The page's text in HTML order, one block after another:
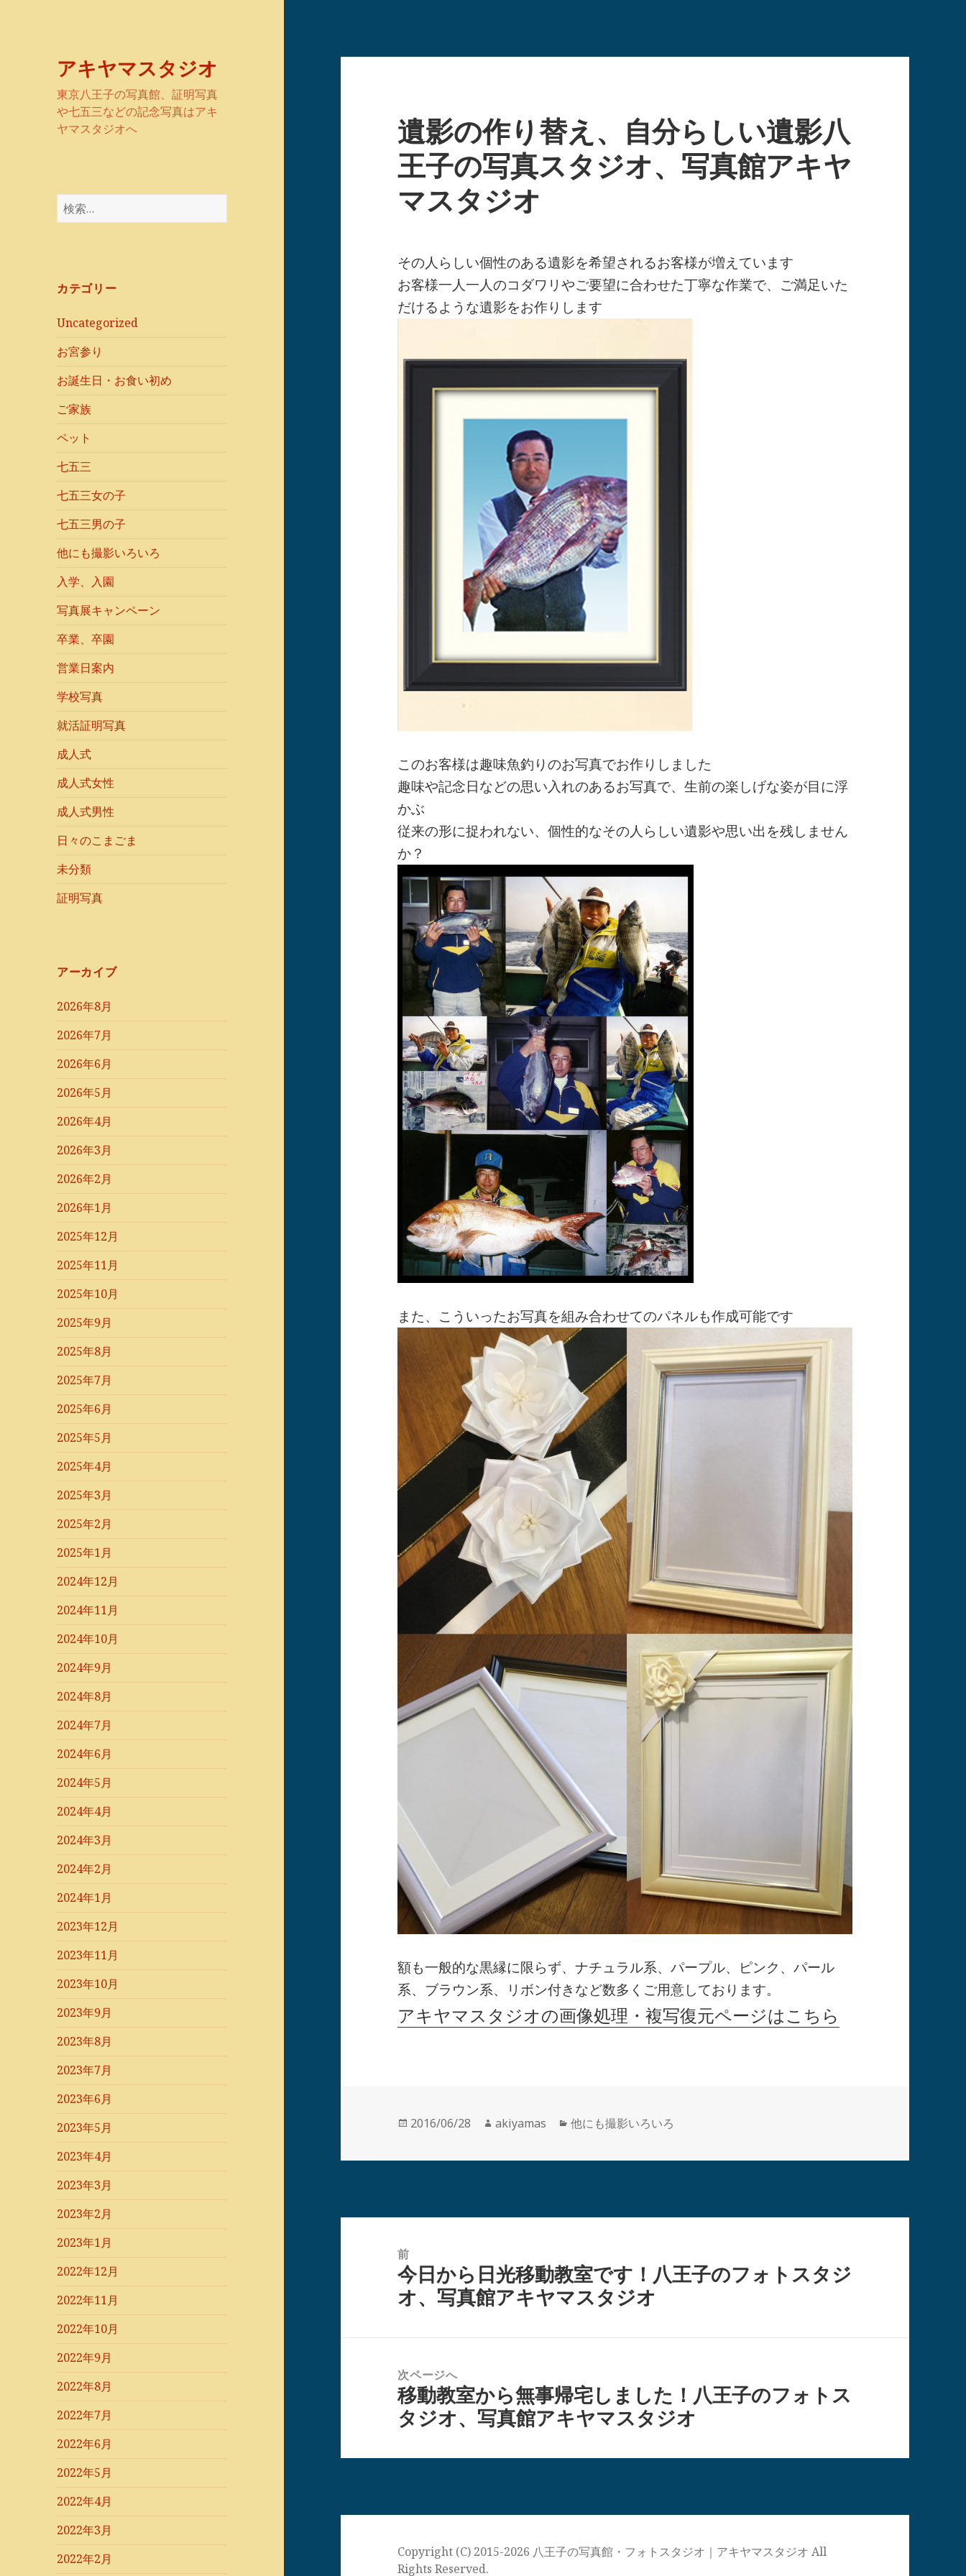
アキヤマスタジオ
東京八王子の写真館、証明写真
や七五三などの記念写真はアキ
ヤマスタジオへ
検
索:
カテゴリー
Uncategorized
お宮参り
お誕生日・お食い初め
ご家族
ペット
七五三
七五三女の子
七五三男の子
他にも撮影いろいろ
入学、入園
写真展キャンペーン
卒業、卒園
営業日案内
学校写真
就活証明写真
成人式
成人式女性
成人式男性
日々のこまごま
未分類
証明写真
アーカイブ
2026年8月
2026年7月
2026年6月
2026年5月
2026年4月
2026年3月
2026年2月
2026年1月
2025年12月
2025年11月
2025年10月
2025年9月
2025年8月
2025年7月
2025年6月
2025年5月
2025年4月
2025年3月
2025年2月
2025年1月
2024年12月
2024年11月
2024年10月
2024年9月
2024年8月
2024年7月
2024年6月
2024年5月
2024年4月
2024年3月
2024年2月
2024年1月
2023年12月
2023年11月
2023年10月
2023年9月
2023年8月
2023年7月
2023年6月
2023年5月
2023年4月
2023年3月
2023年2月
2023年1月
2022年12月
2022年11月
2022年10月
2022年9月
2022年8月
2022年7月
2022年6月
2022年5月
2022年4月
2022年3月
2022年2月
遺影の作り替え、自分らしい遺影八
王子の写真スタジオ、写真館アキヤ
マスタジオ
その人らしい個性のある遺影を希望されるお客様が増えています
お客様一人一人のコダワリやご要望に合わせた丁寧な作業で、ご満足いた
だけるような遺影をお作りします
このお客様は趣味魚釣りのお写真でお作りしました
趣味や記念日などの思い入れのあるお写真で、生前の楽しげな姿が目に浮
かぶ
従来の形に捉われない、個性的なその人らしい遺影や思い出を残しません
か？
また、こういったお写真を組み合わせてのパネルも作成可能です
額も一般的な黒縁に限らず、ナチュラル系、パープル、ピンク、パール
系、ブラウン系、リボン付きなど数多くご用意しております。
アキヤマスタジオの画像処理・複写復元ページはこちら
投
日:
2016/06/28
作
者
akiyamas
カ
ゴ
他にも撮影いろいろ
前
前
の
今日から日光移動教室です！八王子のフォトスタジ
オ、写真館アキヤマスタジオ
次ページへ
次
の
稿:
移動教室から無事帰宅しました！八王子のフォトス
タジオ、写真館アキヤマスタジオ
Copyright (C) 2015-2026 八王子の写真館・フォトスタジオ｜アキヤマスタジオ All
Rights Reserved.